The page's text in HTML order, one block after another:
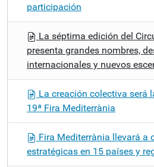
participación
La séptima edición del
presenta grandes nombres,
internacionales y nuevos
La creación colectiva será
19ª Fira Mediterrània
Fira Mediterrània llevará a
estratégicas en 15 países y